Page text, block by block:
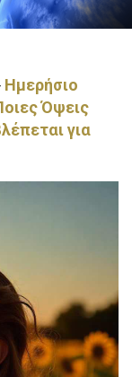
Ημερήσιο
Όψεις
για